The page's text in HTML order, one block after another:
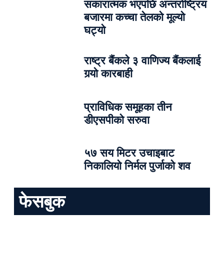
सकारात्मक भएपछि अन्तर्राष्ट्रिय
बजारमा कच्चा तेलको मूल्यो
घट्यो
राष्ट्र बैंकले ३ वाणिज्य बैंकलाई
गर्‍यो कारबाही
प्राविधिक समूहका तीन
डीएसपीको सरुवा
५७ सय मिटर उचाइबाट
निकालियो निर्मल पुर्जाको शव
फेसबुक